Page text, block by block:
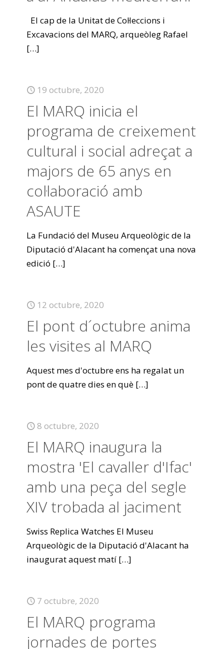
El cap de la Unitat de Col·leccions i
Excavacions del MARQ, arqueòleg Rafael
[…]
19 octubre, 2020
El MARQ inicia el
programa de creixement
cultural i social adreçat a
majors de 65 anys en
col·laboració amb
ASAUTE
La Fundació del Museu Arqueològic de la
Diputació d'Alacant ha començat una nova
edició […]
12 octubre, 2020
El pont d´octubre anima
les visites al MARQ
Aquest mes d'octubre ens ha regalat un
pont de quatre dies en què […]
8 octubre, 2020
El MARQ inaugura la
mostra 'El cavaller d'Ifac'
amb una peça del segle
XIV trobada al jaciment
Swiss Replica Watches El Museu
Arqueològic de la Diputació d'Alacant ha
inaugurat aquest matí […]
7 octubre, 2020
El MARQ programa
jornades de portes